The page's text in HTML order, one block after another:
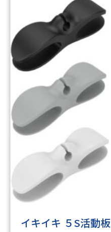
イキイキ ５S活動